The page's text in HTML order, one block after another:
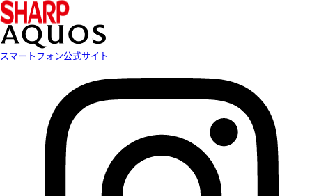
スマートフォン公式サイト